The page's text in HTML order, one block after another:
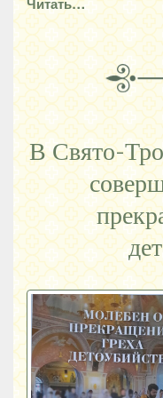
В Свято-